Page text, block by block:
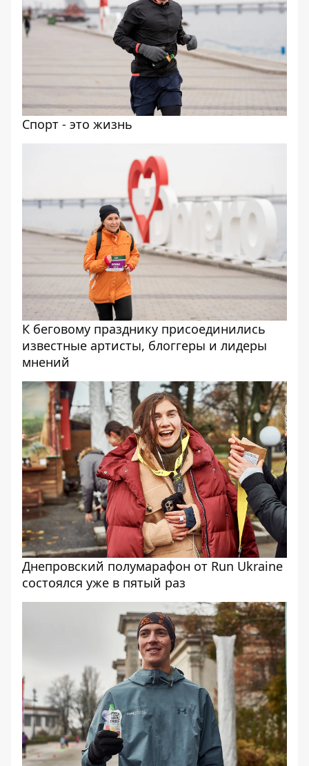
Спорт - это жизнь
К беговому празднику присоединились
известные артисты, блоггеры и лидеры
мнений
Днепровский полумарафон от Run Ukraine
состоялся уже в пятый раз